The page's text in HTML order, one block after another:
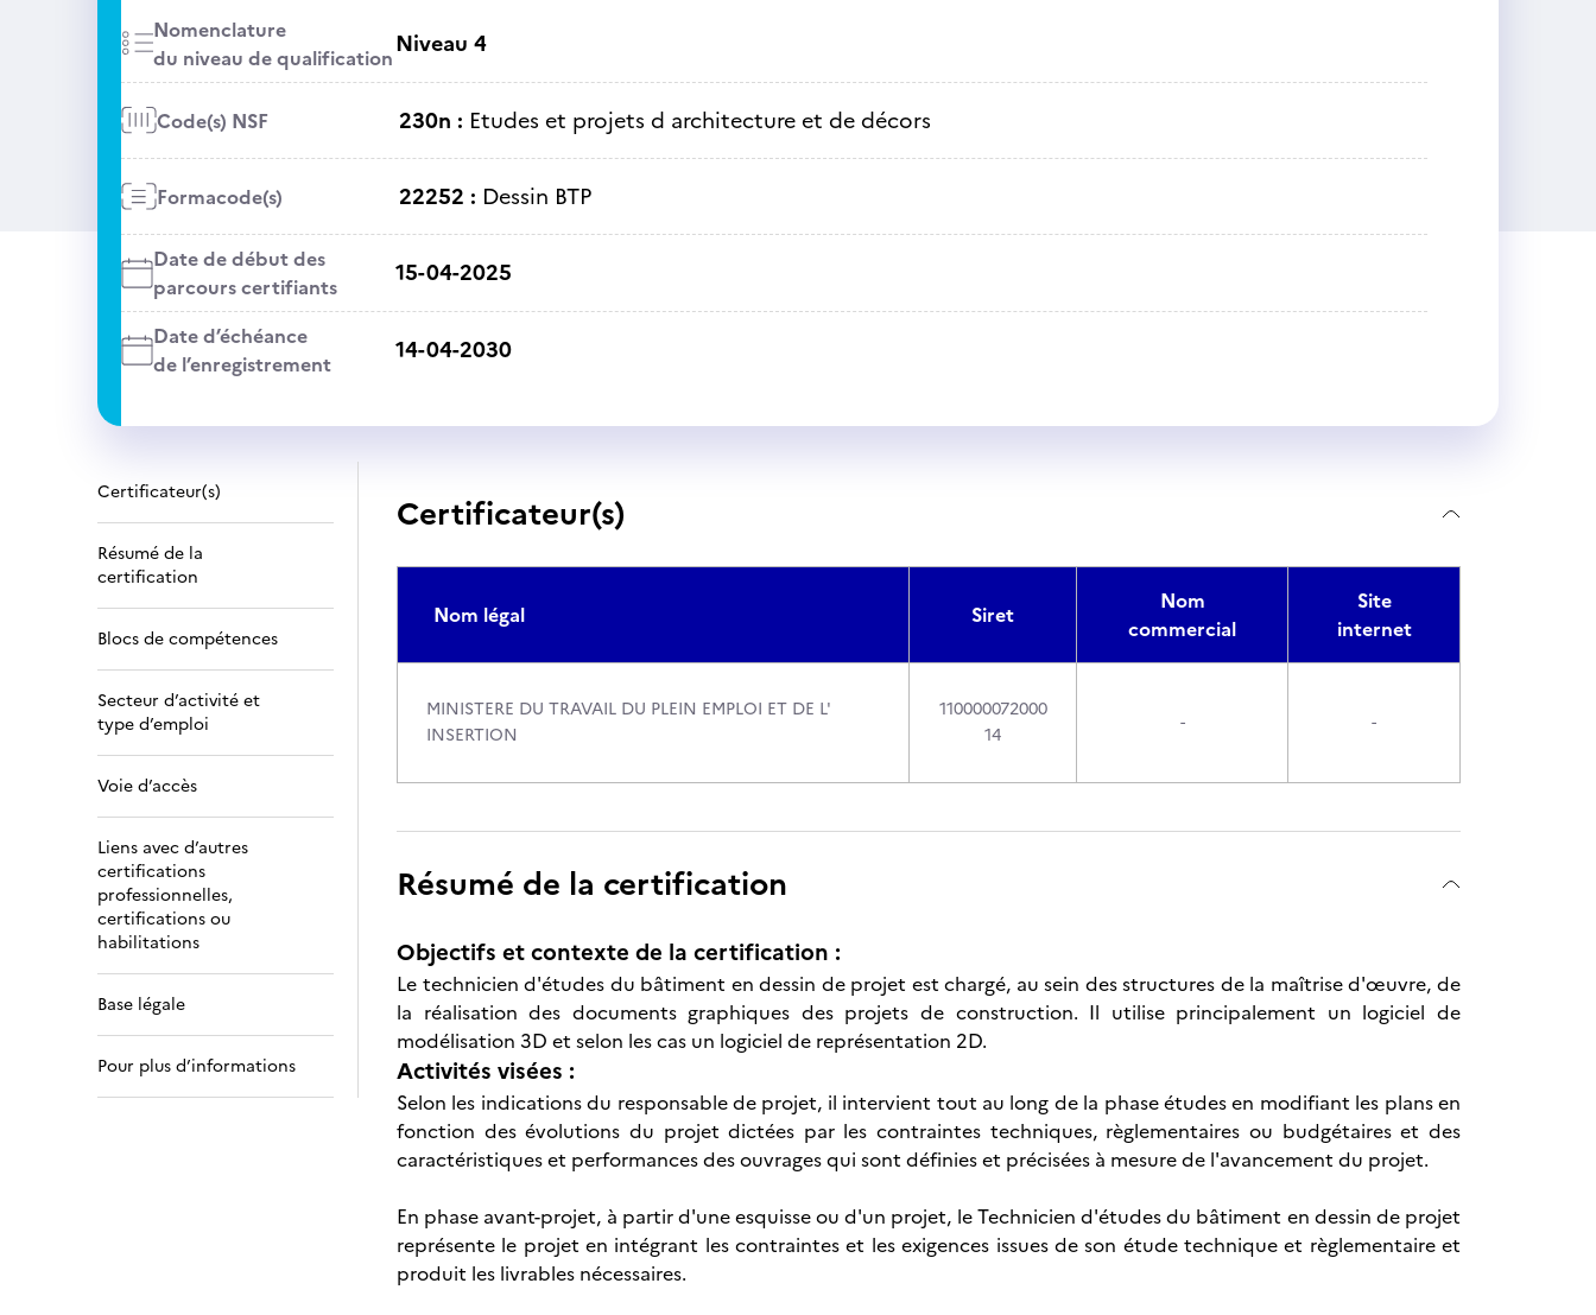
Nomenclature
du niveau de qualificationNiveau 4
Code(s) NSF 230n : Etudes et projets d architecture et de décors
Formacode(s) 22252 : Dessin BTP
Date de début des
parcours certifiants
15-04-2025
Date d’échéance
de l’enregistrement
14-04-2030
Certificateur(s)
Résumé de la
certification
Blocs de compétences
Secteur d’activité et
type d’emploi
Voie d’accès
Liens avec d’autres
certifications
professionnelles,
certifications ou
habilitations
Base légale
Pour plus d’informations
Certificateur(s)
Nom légal Siret
Nom
commercial
Site
internet
MINISTERE DU TRAVAIL DU PLEIN EMPLOI ET DE L'
INSERTION
110000072000
14
- -
Résumé de la certification
Objectifs et contexte de la certification :
Le technicien d'études du bâtiment en dessin de projet est chargé, au sein des structures de la maîtrise d'œuvre, de
la réalisation des documents graphiques des projets de construction. Il utilise principalement un logiciel de
modélisation 3D et selon les cas un logiciel de représentation 2D.
Activités visées :
Selon les indications du responsable de projet, il intervient tout au long de la phase études en modifiant les plans en
fonction des évolutions du projet dictées par les contraintes techniques, règlementaires ou budgétaires et des
caractéristiques et performances des ouvrages qui sont définies et précisées à mesure de l'avancement du projet.
En phase avant-projet, à partir d'une esquisse ou d'un projet, le Technicien d'études du bâtiment en dessin de projet
représente le projet en intégrant les contraintes et les exigences issues de son étude technique et règlementaire et
produit les livrables nécessaires.